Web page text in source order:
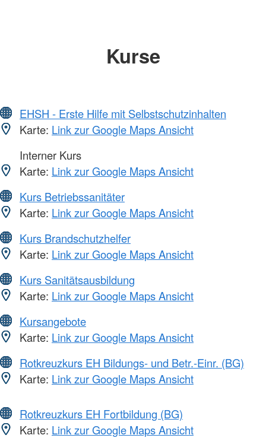
Kurse
EHSH - Erste Hilfe mit Selbstschutzinhalten
Karte: Link zur Google Maps Ansicht
Interner Kurs
Karte: Link zur Google Maps Ansicht
Kurs Betriebssanitäter
Karte: Link zur Google Maps Ansicht
Kurs Brandschutzhelfer
Karte: Link zur Google Maps Ansicht
Kurs Sanitätsausbildung
Karte: Link zur Google Maps Ansicht
Kursangebote
Karte: Link zur Google Maps Ansicht
Rotkreuzkurs EH Bildungs- und Betr.-Einr. (BG)
Karte: Link zur Google Maps Ansicht
Rotkreuzkurs EH Fortbildung (BG)
Karte: Link zur Google Maps Ansicht